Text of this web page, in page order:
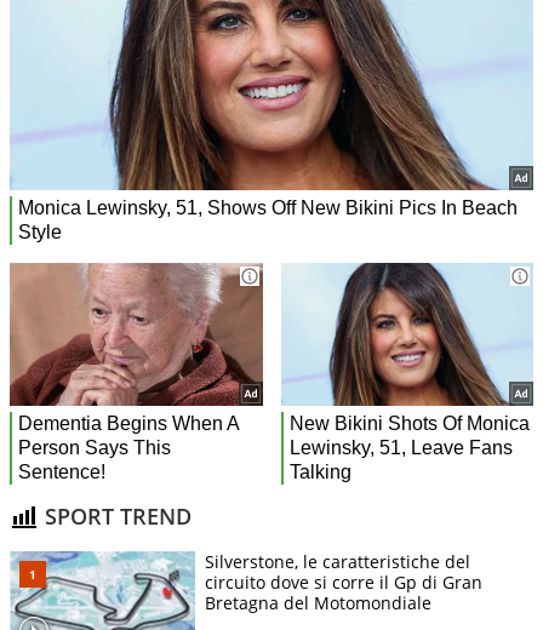
SPORT TREND
Silverstone, le caratteristiche del
circuito dove si corre il Gp di Gran
Bretagna del Motomondiale